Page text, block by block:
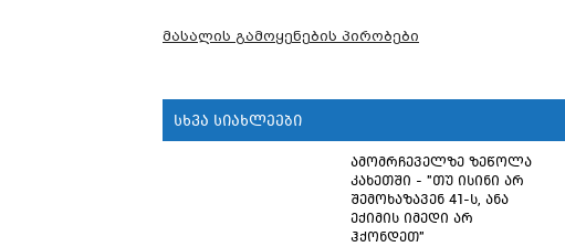
მასალის გამოყენების პირობები
სხვა სიახლეები
ამომრჩეველზე ზეწოლა
კახეთში - "თუ ისინი არ
შემოხაზავენ 41-ს, ანა
ექიმის იმედი არ
ჰქონდეთ"